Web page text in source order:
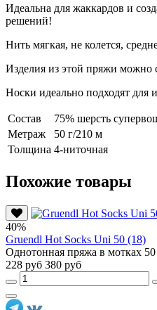
Идеальна для жаккардов и
решений!
Нить мягкая, не колется,
Изделия из этой пряжи можно
Носки идеально подходят для
Состав
75% шерсть
Метраж
50 г/210 м
Толщина 4-ниточная
Похожие товары
40%
Gruendl Hot Socks Uni 50 (18)
Однотонная пряжа в мотках
228 руб 380 руб